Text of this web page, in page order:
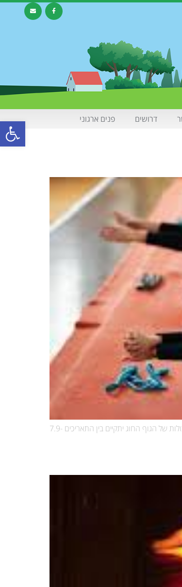
פתח דרושים פנים ארגוני
מחפשים פעילות שמשלבת גמישות, כוח, קואורדינציה וביטחון עצמי?חוג התעמלות קרקע מחכה לילדים ולילדות שאוהבים לזוז, לקפוץ ולגלות את היכולות של הגוף החוג יתקיים בין התאריכים 7.9-